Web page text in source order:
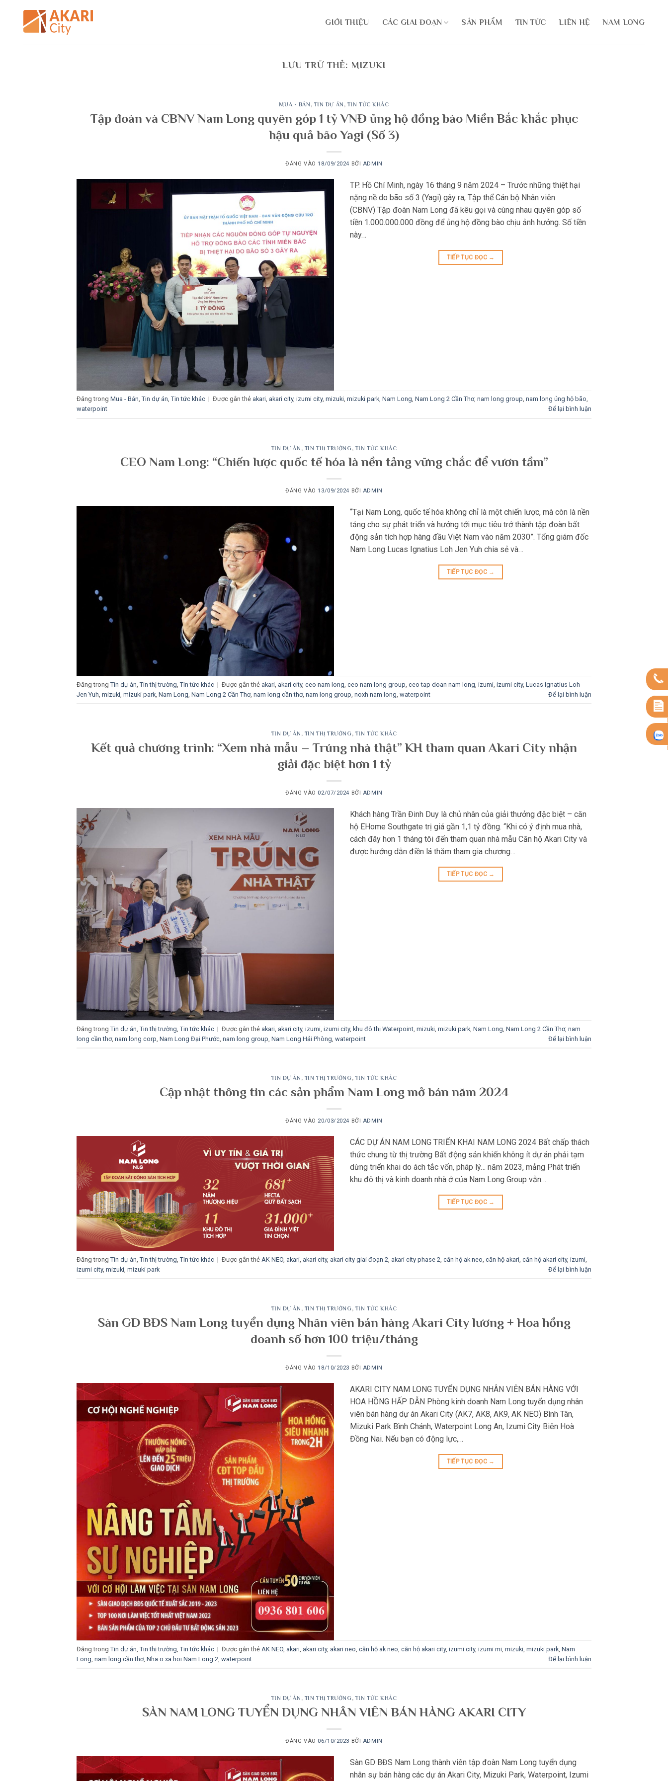
GIỚI THIỆU CÁC GIAI ĐOẠN SẢN PHẨM TIN TỨC LIÊN HỆ NAM LONG
LƯU TRỮ THẺ: MIZUKI
MUA - BÁN , TIN DỰ ÁN , TIN TỨC KHÁC
Tập đoàn và CBNV Nam Long quyên góp 1 tỷ VNĐ ủng hộ đồng bào Miền Bắc khắc phục
hậu quả bão Yagi (Số 3)
ĐĂNG VÀO18/09/2024 BỞI ADMIN
TP. Hồ Chí Minh, ngày 16 tháng 9 năm 2024 – Trước những thiệt hại
nặng nề do bão số 3 (Yagi) gây ra, Tập thể Cán bộ Nhân viên
(CBNV) Tập đoàn Nam Long đã kêu gọi và cùng nhau quyên góp số
tiền 1.000.000.000 đồng để ủng hộ đồng bào chịu ảnh hưởng. Số tiền
này…
TIẾP TỤC ĐỌC →
Đăng trong Mua - Bán Tin dự án Tin tức khác | Được gắn thẻ akari akari city, izumi city, mizuki mizuki park, Nam Long Nam Long 2 Cần Thơ, nam long group nam long ủng hộ bão
waterpoint
Để lại bình luận
TIN DỰ ÁN , TIN THỊ TRƯỜNG, TIN TỨC KHÁC
CEO Nam Long: “Chiến lược quốc tế hóa là nền tảng vững chắc để vươn tầm”
ĐĂNG VÀO13/09/2024 BỞI ADMIN
“Tại Nam Long, quốc tế hóa không chỉ là một chiến lược, mà còn là nền
tảng cho sự phát triển và hướng tới mục tiêu trở thành tập đoàn bất
động sản tích hợp hàng đầu Việt Nam vào năm 2030”. Tổng giám đốc
Nam Long Lucas Ignatius Loh Jen Yuh chia sẻ và…
TIẾP TỤC ĐỌC →
Đăng trong Tin dự án Tin thị trường Tin tức khác | Được gắn thẻ akari akari city, ceo nam long ceo nam long group ceo tap doan nam long izumi izumi city, Lucas Ignatius Loh
Jen Yuh mizuki mizuki park, Nam Long Nam Long 2 Cần Thơ, nam long cần thơ, nam long group noxh nam long waterpoint Để lại bình luận
TIN DỰ ÁN , TIN THỊ TRƯỜNG, TIN TỨC KHÁC
Kết quả chương trình: “Xem nhà mẫu – Trúng nhà thật” KH tham quan Akari City nhận
giải đặc biệt hơn 1 tỷ
ĐĂNG VÀO 02/07/2024 BỞI ADMIN
Khách hàng Trần Đinh Duy là chủ nhân của giải thưởng đặc biệt – căn
hộ EHome Southgate trị giá gần 1,1 tỷ đồng. “Khi có ý định mua nhà,
cách đây hơn 1 tháng tôi đến tham quan nhà mẫu Căn hộ Akari City và
được hướng dẫn điền lá thăm tham gia chương…
TIẾP TỤC ĐỌC →
Đăng trong Tin dự án Tin thị trường Tin tức khác | Được gắn thẻ akari akari city, izumi izumi city, khu đô thị Waterpoint, mizuki mizuki park, Nam Long Nam Long 2 Cần Thơ, nam
long cần thơ, nam long corp Nam Long Đại Phước, nam long group Nam Long Hải Phòng waterpoint Để lại bình luận
TIN DỰ ÁN , TIN THỊ TRƯỜNG, TIN TỨC KHÁC
Cập nhật thông tin các sản phẩm Nam Long mở bán năm 2024
ĐĂNG VÀO 20/03/2024 BỞI ADMIN
CÁC DỰ ÁN NAM LONG TRIỂN KHAI NAM LONG 2024 Bất chấp thách
thức chung từ thị trường Bất động sản khiến không ít dự án phải tạm
dừng triển khai do ách tắc vốn, pháp lý… năm 2023, mảng Phát triển
khu đô thị và kinh doanh nhà ở của Nam Long Group vẫn…
TIẾP TỤC ĐỌC →
Đăng trong Tin dự án Tin thị trường Tin tức khác | Được gắn thẻ AK NEO, akari akari city, akari city giai đoạn 2 akari city phase 2 căn hộ ak neo căn hộ akari căn hộ akari city, izumi
izumi city, mizuki mizuki park Để lại bình luận
TIN DỰ ÁN , TIN THỊ TRƯỜNG, TIN TỨC KHÁC
Sàn GD BĐS Nam Long tuyển dụng Nhân viên bán hàng Akari City lương + Hoa hồng
doanh số hơn 100 triệu/tháng
ĐĂNG VÀO18/10/2023 BỞI ADMIN
AKARI CITY NAM LONG TUYỂN DỤNG NHÂN VIÊN BÁN HÀNG VỚI
HOA HỒNG HẤP DẪN Phòng kinh doanh Nam Long tuyển dụng nhân
viên bán hàng dự án Akari City (AK7, AK8, AK9, AK NEO) Bình Tân,
Mizuki Park Bình Chánh, Waterpoint Long An, Izumi City Biên Hoà
Đồng Nai. Nếu bạn có động lực,…
TIẾP TỤC ĐỌC →
Đăng trong Tin dự án Tin thị trường Tin tức khác | Được gắn thẻ AK NEO, akari akari city, akari neo căn hộ ak neo căn hộ akari city, izumi city, izumi mi mizuki mizuki park, Nam
Long nam long cần thơ, Nha o xa hoi Nam Long 2 waterpoint Để lại bình luận
TIN DỰ ÁN , TIN THỊ TRƯỜNG, TIN TỨC KHÁC
SÀN NAM LONG TUYỂN DỤNG NHÂN VIÊN BÁN HÀNG AKARI CITY
ĐĂNG VÀO 06/10/2023 BỞI ADMIN
Sàn GD BĐS Nam Long thành viên tập đoàn Nam Long tuyển dụng
nhân sự bán hàng các dự án Akari City, Mizuki Park, Waterpoint, Izumi